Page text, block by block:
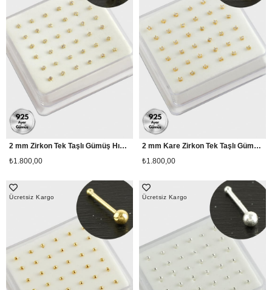
2 mm Zirkon Tek Taşlı Gümüş Hızma 36 Adet
₺1.800,00
2 mm Kare Zirkon Tek Taşlı Gümüş Hızma 36 Adet
₺1.800,00
Ücretsiz Kargo Ücretsiz Kargo